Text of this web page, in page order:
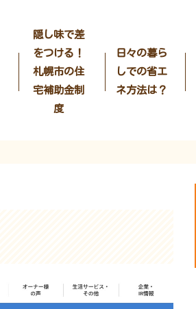
隠し味で差
をつける！
札幌市の住
宅補助金制
度
日々の暮ら
しでの省エ
ネ方法は？